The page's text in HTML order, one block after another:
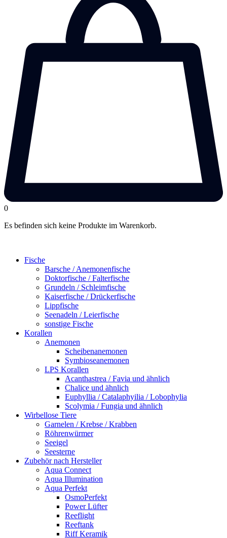
0
Es befinden sich keine Produkte im Warenkorb.
Fische
Barsche / Anemonenfische
Doktorfische / Falterfische
Grundeln / Schleimfische
Kaiserfische / Drückerfische
Lippfische
Seenadeln / Leierfische
sonstige Fische
Korallen
Anemonen
Scheibenanemonen
Symbioseanemonen
LPS Korallen
Acanthastrea / Favia und ähnlich
Chalice und ähnlich
Euphyllia / Catalaphyilia / Lobophylia
Scolymia / Fungia und ähnlich
Wirbellose Tiere
Garnelen / Krebse / Krabben
Röhrenwürmer
Seeigel
Seesterne
Zubehör nach Hersteller
Aqua Connect
Aqua Illumination
Aqua Perfekt
OsmoPerfekt
Power Lüfter
Reeflight
Reeftank
Riff Keramik